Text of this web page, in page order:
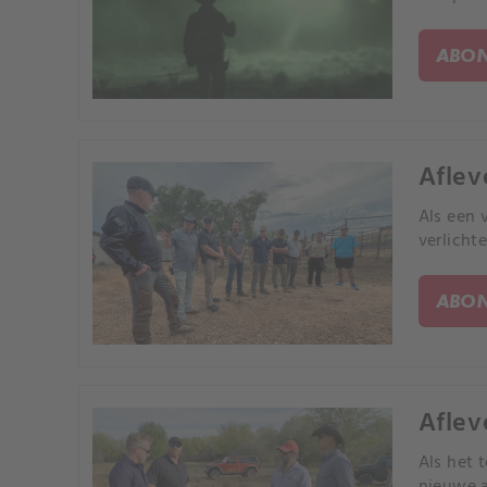
Als een
Als het